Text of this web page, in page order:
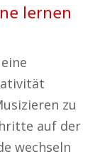
lernen
zu
auf der
wechseln